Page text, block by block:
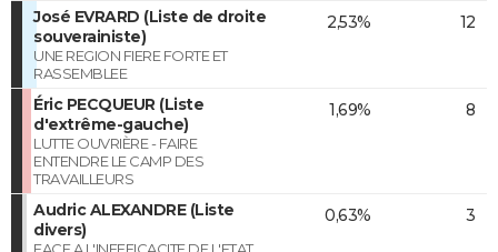
José EVRARD (Liste de droite
souverainiste)
UNE REGION FIERE FORTE ET
RASSEMBLEE
2,53% 12
Éric PECQUEUR (Liste
d'extrême-gauche)
LUTTE OUVRIÈRE - FAIRE
ENTENDRE LE CAMP DES
TRAVAILLEURS
1,69% 8
Audric ALEXANDRE (Liste
divers)
0,63% 3